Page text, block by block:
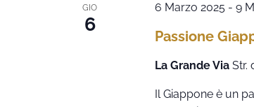
GIO
6
Passione
6 Marzo 2025- 9
La Grande Via Str.
Il Giappone è un